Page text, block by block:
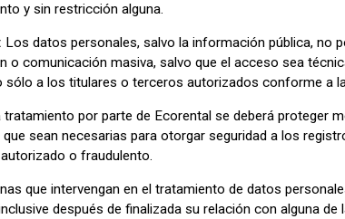
y sin restricción alguna.
Los datos personales, salvo la información pública, no
o comunicación masiva, salvo que el acceso sea
a los titulares o terceros autorizados conforme a
por parte de Ecorental se deberá proteger
sean necesarias para otorgar seguridad a los
o fraudulento.
que intervengan en el tratamiento de datos
después de finalizada su relación con alguna de